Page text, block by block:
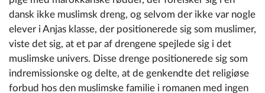
dansk ikke muslimsk dreng, og selvom der ikke var nogle
elever i Anjas klasse, der positionerede sig som muslimer,
viste det sig, at et par af drengene spejlede sig i det
muslimske univers. Disse drenge positionerede sig som
indremissionske og delte, at de genkendte det religiøse
forbud hos den muslimske familie i romanen med ingen